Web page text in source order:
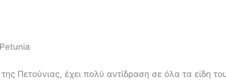
της Πετούνιας, έχει πολύ αντίδραση σε όλα τα είδη